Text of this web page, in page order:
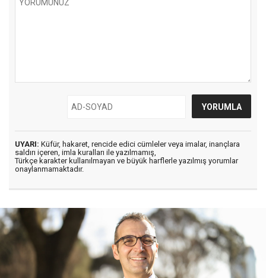
UYARI: Küfür, hakaret, rencide edici cümleler veya imalar, inançlara
saldırı içeren, imla kuralları ile yazılmamış,
Türkçe karakter kullanılmayan ve büyük harflerle yazılmış yorumlar
onaylanmamaktadır.